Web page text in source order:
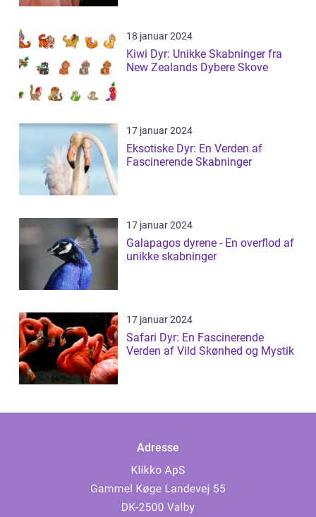
18 januar 2024
Kiwi Dyr: Unikke Skabninger fra
New Zealands Dybere Skove
17 januar 2024
Eksotiske Dyr: En Verden af
Fascinerende Skabninger
17 januar 2024
Galapagos dyrene - En overflod af
unikke skabninger
17 januar 2024
Safari Dyr: En Fascinerende
Verden af Vild Skønhed og Mystik
Adresse